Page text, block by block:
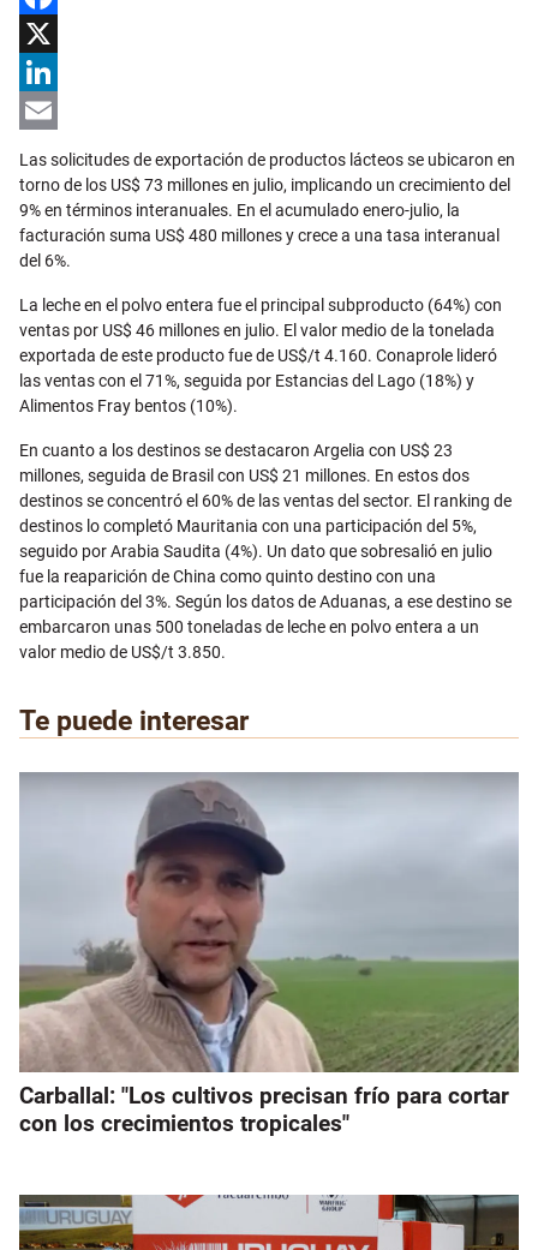
Facebook
X
LinkedIn
Email
Las solicitudes de exportación de productos lácteos se ubicaron en
torno de los US$ 73 millones en julio, implicando un crecimiento del
9% en términos interanuales. En el acumulado enero-julio, la
facturación suma US$ 480 millones y crece a una tasa interanual
del 6%.
La leche en el polvo entera fue el principal subproducto (64%) con
ventas por US$ 46 millones en julio. El valor medio de la tonelada
exportada de este producto fue de US$/t 4.160. Conaprole lideró
las ventas con el 71%, seguida por Estancias del Lago (18%) y
Alimentos Fray bentos (10%).
En cuanto a los destinos se destacaron Argelia con US$ 23
millones, seguida de Brasil con US$ 21 millones. En estos dos
destinos se concentró el 60% de las ventas del sector. El ranking de
destinos lo completó Mauritania con una participación del 5%,
seguido por Arabia Saudita (4%). Un dato que sobresalió en julio
fue la reaparición de China como quinto destino con una
participación del 3%. Según los datos de Aduanas, a ese destino se
embarcaron unas 500 toneladas de leche en polvo entera a un
valor medio de US$/t 3.850.
Te puede interesar
Carballal: "Los cultivos precisan frío para cortar
con los crecimientos tropicales"